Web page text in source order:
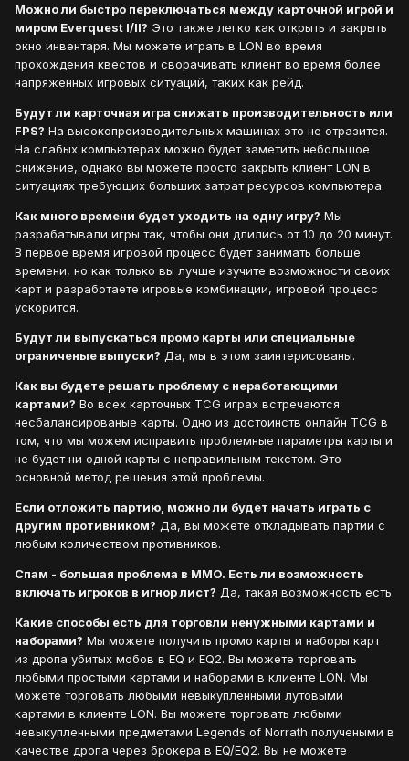
Можно ли быстро переключаться между карточной игрой и
миром Everquest I/II? Это также легко как открыть и закрыть
окно инвентаря. Мы можете играть в LON во время
прохождения квестов и сворачивать клиент во время более
напряженных игровых ситуаций, таких как рейд.
Будут ли карточная игра снижать производительность или
FPS? На высокопроизводительных машинах это не отразится.
На слабых компьютерах можно будет заметить небольшое
снижение, однако вы можете просто закрыть клиент LON в
ситуациях требующих больших затрат ресурсов компьютера.
Как много времени будет уходить на одну игру? Мы
разрабатывали игры так, чтобы они длились от 10 до 20 минут.
В первое время игровой процесс будет занимать больше
времени, но как только вы лучше изучите возможности своих
карт и разработаете игровые комбинации, игровой процесс
ускорится.
Будут ли выпускаться промо карты или специальные
ограниченые выпуски? Да, мы в этом заинтерисованы.
Как вы будете решать проблему с неработающими
картами? Во всех карточных TCG играх встречаются
несбалансированые карты. Одно из достоинств онлайн TCG в
том, что мы можем исправить проблемные параметры карты и
не будет ни одной карты с неправильным текстом. Это
основной метод решения этой проблемы.
Если отложить партию, можно ли будет начать играть с
другим противником? Да, вы можете откладывать партии с
любым количеством противников.
Спам - большая проблема в MMO. Есть ли возможность
включать игроков в игнор лист? Да, такая возможность есть.
Какие способы есть для торговли ненужными картами и
наборами? Мы можете получить промо карты и наборы карт
из дропа убитых мобов в EQ и EQ2. Вы можете торговать
любыми простыми картами и наборами в клиенте LON. Мы
можете торговать любыми невыкупленными лутовыми
картами в клиенте LON. Вы можете торговать любыми
невыкупленными предметами Legends of Norrath получеными в
качестве дропа через брокера в EQ/EQ2. Вы не можете